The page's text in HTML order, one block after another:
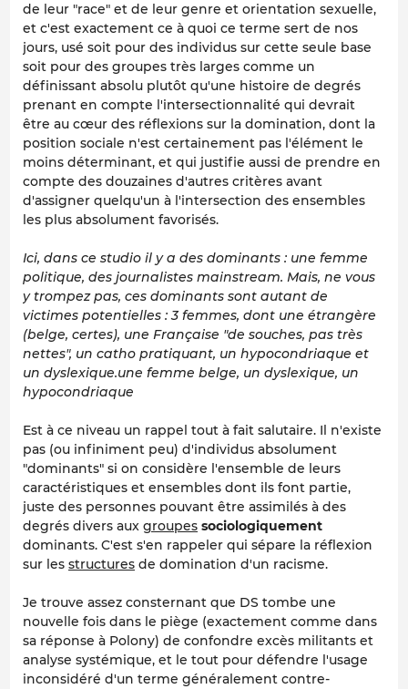
de leur "race" et de leur genre et orientation sexuelle,
et c'est exactement ce à quoi ce terme sert de nos
jours, usé soit pour des individus sur cette seule base
soit pour des groupes très larges comme un
définissant absolu plutôt qu'une histoire de degrés
prenant en compte l'intersectionnalité qui devrait
être au cœur des réflexions sur la domination, dont la
position sociale n'est certainement pas l'élément le
moins déterminant, et qui justifie aussi de prendre en
compte des douzaines d'autres critères avant
d'assigner quelqu'un à l'intersection des ensembles
les plus absolument favorisés.
Ici, dans ce studio il y a des dominants : une femme
politique, des journalistes mainstream. Mais, ne vous
y trompez pas, ces dominants sont autant de
victimes potentielles : 3 femmes, dont une étrangère
(belge, certes), une Française "de souches, pas très
nettes", un catho pratiquant, un hypocondriaque et
un dyslexique.une femme belge, un dyslexique, un
hypocondriaque
Est à ce niveau un rappel tout à fait salutaire. Il n'existe
pas (ou infiniment peu) d'individus absolument
"dominants" si on considère l'ensemble de leurs
caractéristiques et ensembles dont ils font partie,
juste des personnes pouvant être assimilés à des
degrés divers aux groupes sociologiquement
dominants. C'est s'en rappeler qui sépare la réflexion
sur les structures de domination d'un racisme.
Je trouve assez consternant que DS tombe une
nouvelle fois dans le piège (exactement comme dans
sa réponse à Polony) de confondre excès militants et
analyse systémique, et le tout pour défendre l'usage
inconsidéré d'un terme généralement contre-